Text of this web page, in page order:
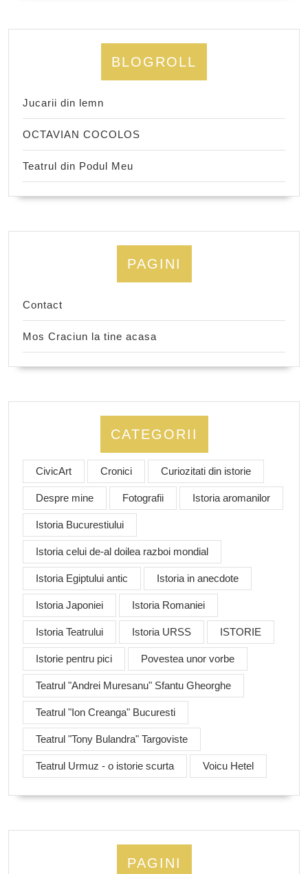
BLOGROLL
Jucarii din lemn
OCTAVIAN COCOLOS
Teatrul din Podul Meu
PAGINI
Contact
Mos Craciun la tine acasa
CATEGORII
CivicArt Cronici Curiozitati din istorie
Despre mine Fotografii Istoria aromanilor
Istoria Bucurestiului
Istoria celui de-al doilea razboi mondial
Istoria Egiptului antic Istoria in anecdote
Istoria Japoniei Istoria Romaniei
Istoria Teatrului Istoria URSS ISTORIE
Istorie pentru pici Povestea unor vorbe
Teatrul "Andrei Muresanu" Sfantu Gheorghe
Teatrul "Ion Creanga" Bucuresti
Teatrul "Tony Bulandra" Targoviste
Teatrul Urmuz - o istorie scurta Voicu Hetel
PAGINI